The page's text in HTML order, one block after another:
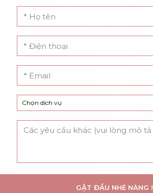
GẬT ĐẦU NHÉ NÀNG !